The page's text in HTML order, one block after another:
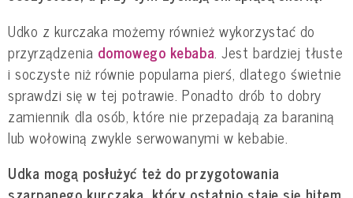
Udko z kurczaka możemy również wykorzystać do
przyrządzenia domowego kebaba. Jest bardziej tłuste
i soczyste niż równie popularna pierś, dlatego świetnie
sprawdzi się w tej potrawie. Ponadto drób to dobry
zamiennik dla osób, które nie przepadają za baraniną
lub wołowiną zwykle serwowanymi w kebabie.
Udka mogą posłużyć też do przygotowania